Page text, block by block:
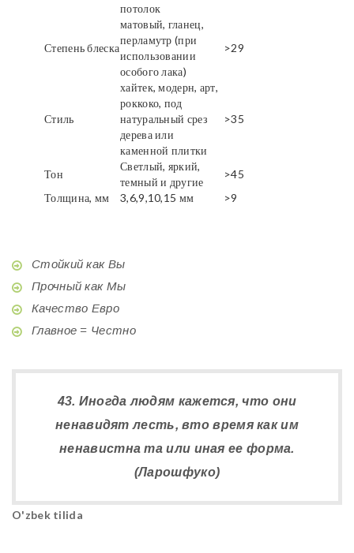
потолок
Степень блеска
матовый, гланец,
перламутр (при
использовании
особого лака)
>29
Стиль
хайтек, модерн, арт,
роккоко, под
натуральный срез
дерева или
каменной плитки
>35
Тон
Светлый, яркий,
темный и другие
>45
Толщина, мм
3,6,9,10,15 мм >9
Стойкий как Вы
Прочный как Мы
Качество Евро
Главное = Честно
43. Иногда людям кажется, что они
ненавидят лесть, вто время как им
ненавистна та или иная ее форма.
(Ларошфуко)
O'zbek tilida